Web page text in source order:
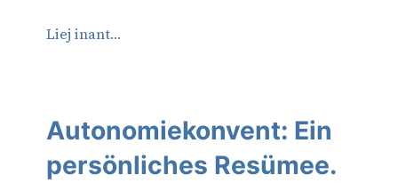
Liej inant…
Autonomiekonvent: Ein
persönliches Resümee.